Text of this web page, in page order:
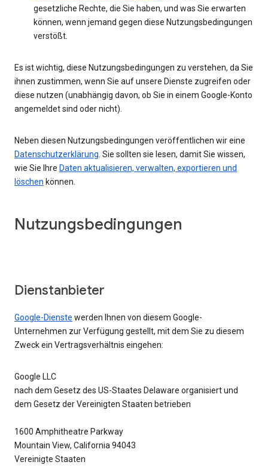
gesetzliche Rechte, die Sie haben, und was Sie erwarten
können, wenn jemand gegen diese Nutzungsbedingungen
verstößt.
Es ist wichtig, diese Nutzungsbedingungen zu verstehen, da Sie
ihnen zustimmen, wenn Sie auf unsere Dienste zugreifen oder
diese nutzen (unabhängig davon, ob Sie in einem Google-Konto
angemeldet sind oder nicht).
Neben diesen Nutzungsbedingungen veröffentlichen wir eine
Datenschutzerklärung . Sie sollten sie lesen, damit Sie wissen,
wie Sie Ihre Daten aktualisieren, verwalten, exportieren und
löschen können.
Nutzungsbedingungen
Dienstanbieter
Google-Dienste werden Ihnen von diesem Google-
Unternehmen zur Verfügung gestellt, mit dem Sie zu diesem
Zweck ein Vertragsverhältnis eingehen:
Google LLC
nach dem Gesetz des US-Staates Delaware organisiert und
dem Gesetz der Vereinigten Staaten betrieben
1600 Amphitheatre Parkway
Mountain View, California 94043
Vereinigte Staaten